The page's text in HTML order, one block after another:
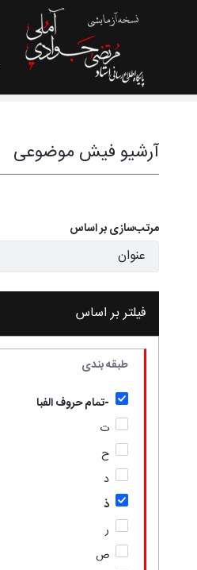
آرشیو فیش موضوعی
مرتب‌سازی بر اساس
فیلتر بر اساس
طبقه بندی
-تمام حروف الفبا
ت
ح
د
ذ
ر
ص